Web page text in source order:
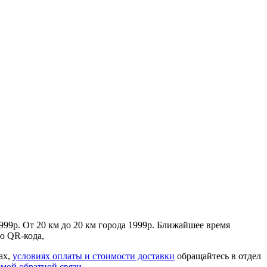
От 20 км до 20 км города 1999р. Ближайшее время
QR-кода,
условиях оплаты и стоимости доставки обращайтесь в отдел